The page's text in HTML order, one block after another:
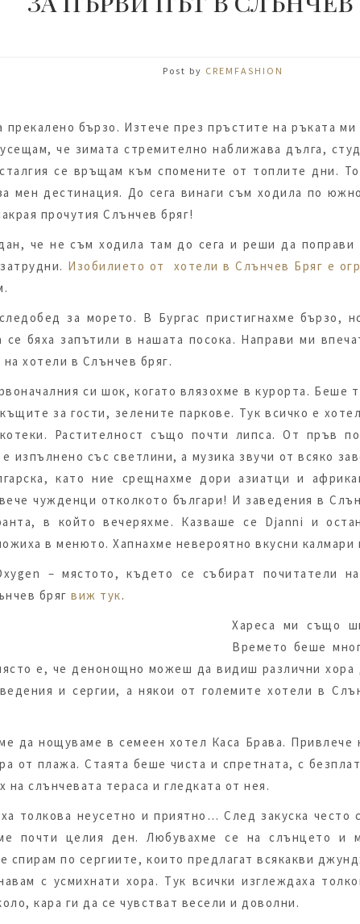
Post by CREMFASHION
прекалено бързо. Изтече през пръстите на ръката
че зимата стремително наближава дълга,
се връщам към спомените от топлите дни.
мен дестинация. До сега винаги съм ходила по
прочутия Слънчев бряг!
че не съм ходила там до сега и реши да
Изобилието от хотели в Слънчев Бряг е
за морето. В Бургас пристигнахме бързо,
се бяха запътили в нашата посока. Направи ми
хотели в Слънчев бряг.
си шок, когато влязохме в курорта. Беше
за гости, зелените паркове. Тук всичко е
Растителност също почти липса. От пръв
изпълнено със светлини, а музика звучи от всяко
като ние срещнахме дори азиатци и
чужденци отколкото българи! И заведения в
в който вечеряхме. Казваше се Djanni и
в менюто. Хапнахме невероятно вкусни калмари
– мястото, където се събират почитатели
бряг виж тук.
Хареса ми също
Времето беше
е, че денонощно можеш да видиш различни хора
и сергии, а някои от големите хотели в
да нощуваме в семеен хотел Каса Брава. Привлече
от плажа. Стаята беше чиста и спретната, с
на слънчевата тераса и гледката от нея.
толкова неусетно и приятно… След закуска често
почти целия ден. Любувахме се на слънцето и
спирам по сергиите, които предлагат всякакви
с усмихнати хора. Тук всички изглеждаха
кара ги да се чувстват весели и доволни.